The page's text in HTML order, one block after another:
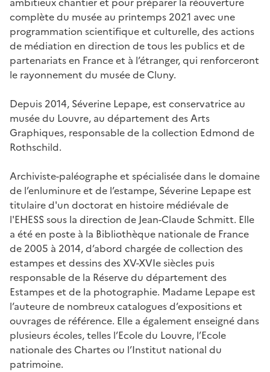
complète du musée au printemps 2021 avec une
programmation scientifique et culturelle, des actions
de médiation en direction de tous les publics et de
partenariats en France et à l’étranger, qui renforceront
le rayonnement du musée de Cluny.
Depuis 2014, Séverine Lepape, est conservatrice au
musée du Louvre, au département des Arts
Graphiques, responsable de la collection Edmond de
Rothschild.
Archiviste-paléographe et spécialisée dans le domaine
de l’enluminure et de l’estampe, Séverine Lepape est
titulaire d'un doctorat en histoire médiévale de
l'EHESS sous la direction de Jean-Claude Schmitt. Elle
a été en poste à la Bibliothèque nationale de France
de 2005 à 2014, d’abord chargée de collection des
estampes et dessins des XV-XVIe siècles puis
responsable de la Réserve du département des
Estampes et de la photographie. Madame Lepape est
l’auteure de nombreux catalogues d’expositions et
ouvrages de référence. Elle a également enseigné dans
plusieurs écoles, telles l’Ecole du Louvre, l’Ecole
nationale des Chartes ou l’Institut national du
patrimoine.